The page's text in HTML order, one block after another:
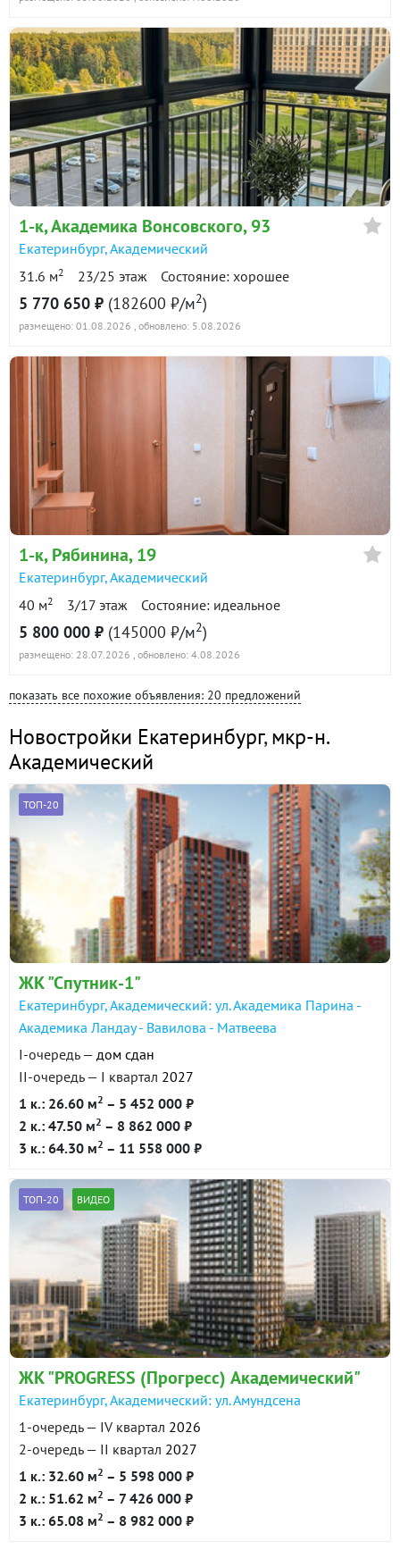
1-к, Академика Вонсовского, 93
Екатеринбург,Академический
31.6 м2 23/25 этаж Состояние: хорошее
5 770 650 ₽ (182600 ₽/м2)
размещено: 01.08.2026 , обновлено: 5.08.2026
1-к, Рябинина, 19
Екатеринбург,Академический
40 м2 3/17 этаж Состояние: идеальное
5 800 000 ₽ (145000 ₽/м2)
размещено: 28.07.2026 , обновлено: 4.08.2026
показать все похожие объявления: 20 предложений
Новостройки Екатеринбург,мкр-н.
Академический
ТОП-20
ЖК "Спутник-1"
Екатеринбург, Академический: ул. Академика Парина -
Академика Ландау - Вавилова - Матвеева
I-очередь — дом сдан
II-очередь — I квартал 2027
1 к.: 26.60 м2 – 5 452 000 ₽
2 к.: 47.50 м2 – 8 862 000 ₽
3 к.: 64.30 м2 – 11 558 000 ₽
ТОП-20 ВИДЕО
ЖК "PROGRESS (Прогресс) Академический"
Екатеринбург, Академический: ул. Амундсена
1-очередь — IV квартал 2026
2-очередь — II квартал 2027
1 к.: 32.60 м2 – 5 598 000 ₽
2 к.: 51.62 м2 – 7 426 000 ₽
3 к.: 65.08 м2 – 8 982 000 ₽